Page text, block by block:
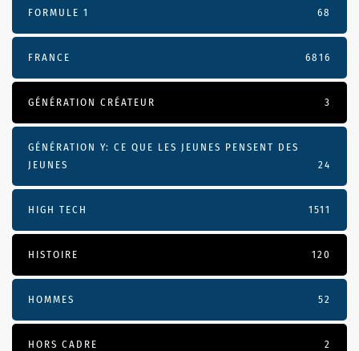
FORMULE 1 68
FRANCE 6816
GÉNÉRATION CRÉATEUR 3
GÉNÉRATION Y: CE QUE LES JEUNES PENSENT DES
JEUNES
24
HIGH TECH 1511
HISTOIRE 120
HOMMES 52
HORS CADRE 2